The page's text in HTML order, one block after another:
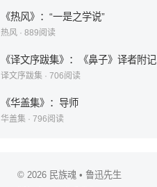
《热风》：“一是之学说”
热风 · 889阅读
《译文序跋集》：《鼻子》译者附记
译文序跋集 · 706阅读
《华盖集》：导师
华盖集 · 796阅读
© 2026 民族魂 • 鲁迅先生